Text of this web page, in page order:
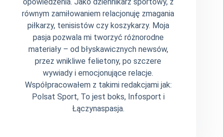
opowiedzenia. Jako dziennikarz sportowy, z
równym zamiłowaniem relacjonuję zmagania
piłkarzy, tenisistów czy koszykarzy. Moja
pasja pozwala mi tworzyć różnorodne
materiały – od błyskawicznych newsów,
przez wnikliwe felietony, po szczere
wywiady i emocjonujące relacje.
Współpracowałem z takimi redakcjami jak:
Polsat Sport, To jest boks, Infosport i
Łączynaspasja.